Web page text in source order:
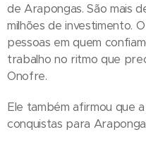
de Arapongas. São mais
milhões de investimento.
pessoas em quem
trabalho no ritmo que
Onofre.
Ele também afirmou que
conquistas para